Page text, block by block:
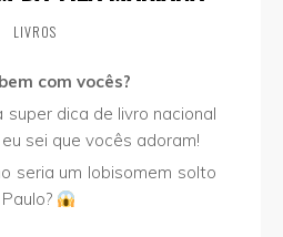
LIVROS
com vocês?
super dica de livro nacional
sei que vocês adoram!
seria um lobisomem solto